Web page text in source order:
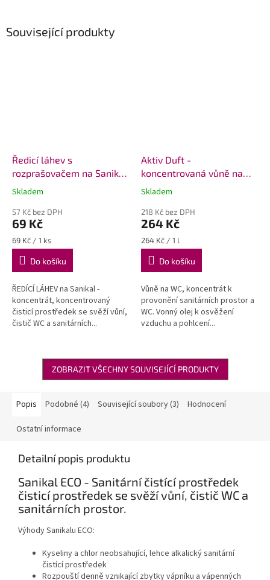
Související produkty
Ředicí láhev s
rozprašovačem na Sanikal
Koncentrát
Průměrné
produktu
je
5,0
z
hvězdiček.
Skladem
57 Kč bez DPH
69 Kč
Měrná
cena:
69 Kč / 1 ks
Do košíku
ŘEDÍCÍ LÁHEV na Sanikal -
koncentrát, koncentrovaný
čisticí prostředek se svěží vůní,
čistič WC a sanitárních...
Aktiv Duft -
koncentrovaná vůně na
WC
Průměrné
produktu
je
5,0
z
hvězdiček.
Skladem
218 Kč bez DPH
264 Kč
Měrná
cena:
264 Kč / 1 l
Do košíku
Vůně na WC, koncentrát k
provonění sanitárních prostor a
WC. Vonný olej k osvěžení
vzduchu a pohlcení...
ZOBRAZIT VŠECHNY SOUVISEJÍCÍ PRODUKTY
Popis Podobné (4) Související soubory (3) Hodnocení
Ostatní informace
Detailní popis produktu
Sanikal ECO - Sanitární čistící prostředek
čisticí prostředek se svěží vůní, čistič WC a
sanitárních prostor.
Výhody Sanikalu ECO:
Kyseliny a chlor neobsahující, lehce alkalický sanitární
čistící prostředek
Rozpouští denně vznikající zbytky vápníku a vápenných